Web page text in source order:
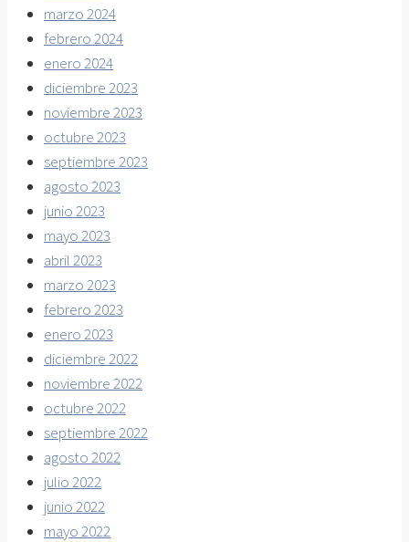
marzo 2024
febrero 2024
enero 2024
diciembre 2023
noviembre 2023
octubre 2023
septiembre 2023
agosto 2023
junio 2023
mayo 2023
abril 2023
marzo 2023
febrero 2023
enero 2023
diciembre 2022
noviembre 2022
octubre 2022
septiembre 2022
agosto 2022
julio 2022
junio 2022
mayo 2022